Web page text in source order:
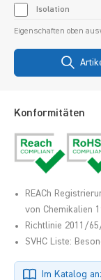
Isolation
Eigenschaften oben
Konformitäten
REACh
von Chemikalien
Richtlinie 2011/
SVHC Liste:
Im Katalog